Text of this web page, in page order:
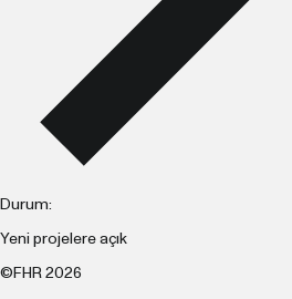
Durum:
Yeni projelere açık
©FHR 2026